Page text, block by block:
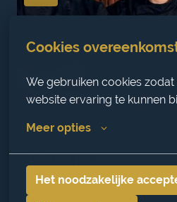
Cookies
We gebruiken cookies
website ervaring te kunnen
Meer opties
Het noodzakelijke
Meld je aan voor